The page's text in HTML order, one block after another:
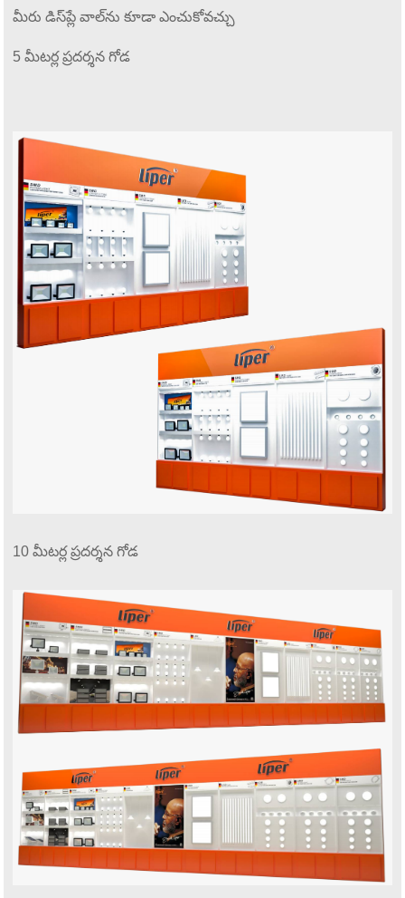
మీరు డిస్‌ప్లే వాల్‌ను కూడా ఎంచుకోవచ్చు
5 మీటర్ల ప్రదర్శన గోడ
10 మీటర్ల ప్రదర్శన గోడ